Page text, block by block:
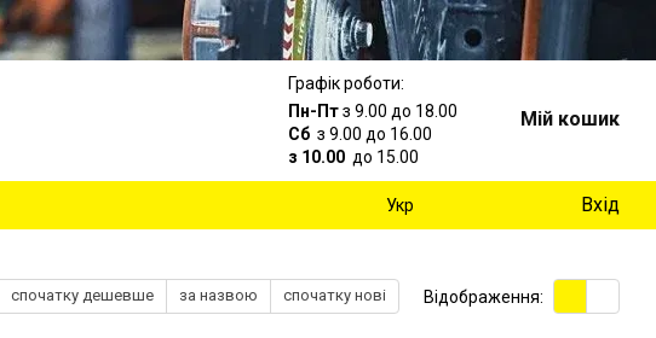
Графік роботи:
Пн-Птз 9.00 до 18.00
Сб з 9.00 до 16.00
з 10.00 до 15.00
Мій кошик
Укр Вхід
спочатку дешевше за назвою спочатку нові Відображення: